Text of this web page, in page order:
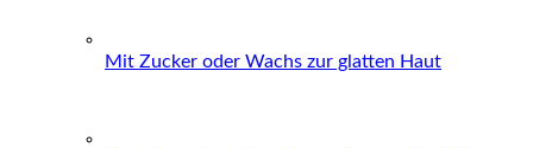
Mit Zucker oder Wachs zur glatten Haut